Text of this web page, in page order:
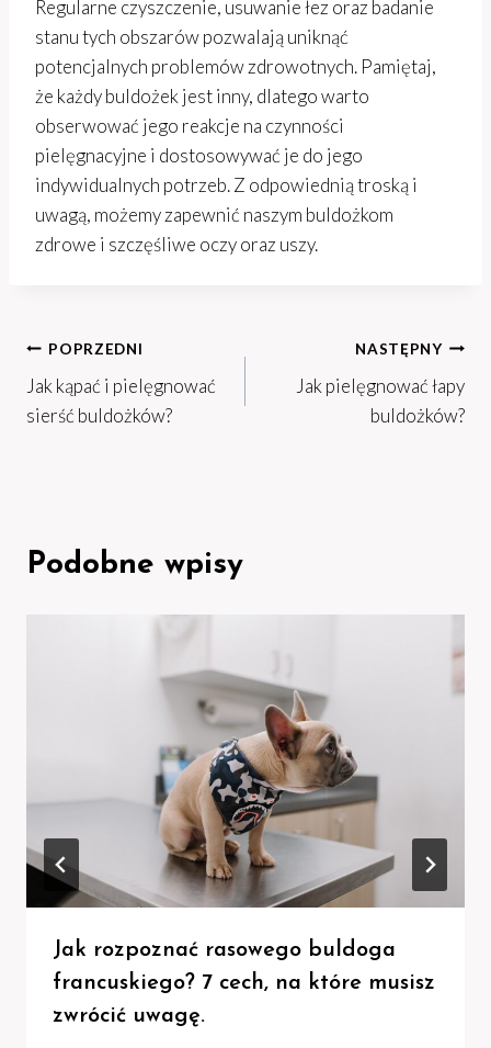
Regularne czyszczenie, usuwanie łez oraz badanie
stanu tych obszarów pozwalają uniknąć
potencjalnych problemów zdrowotnych. Pamiętaj,
że każdy buldożek jest inny, dlatego warto
obserwować jego reakcje na czynności
pielęgnacyjne i dostosowywać je do jego
indywidualnych potrzeb. Z odpowiednią troską i
uwagą, możemy zapewnić naszym buldożkom
zdrowe i szczęśliwe oczy oraz uszy.
Nawigacja
wpisu
POPRZEDNI
Jak kąpać i pielęgnować
sierść buldożków?
NASTĘPNY
Jak pielęgnować łapy
buldożków?
Podobne wpisy
Jak rozpoznać rasowego buldoga
francuskiego? 7 cech, na które musisz
zwrócić uwagę.